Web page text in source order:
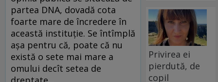
partea DNA, dovadă cota
foarte mare de încredere în
această instituţie. Se întîmplă
aşa pentru că, poate că nu
există o sete mai mare a
omului decît setea de
Privirea ei
pierdută, de
copil